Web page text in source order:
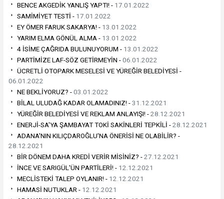
BENCE AKGEDİK YANLIŞ YAPTI! - 17.01.2022
SAMİMİYET TESTİ - 17.01.2022
EY ÖMER FARUK SAKARYA! - 13.01.2022
YARIM ELMA GÖNÜL ALMA - 13.01.2022
4 İSİME ÇAĞRIDA BULUNUYORUM - 13.01.2022
PARTİMİZE LAF-SÖZ GETİRMEYİN -06.01.2022
ÜCRETLİ OTOPARK MESELESİ VE YÜREĞİR BELEDİYESİ -
06.01.2022
NE BEKLİYORUZ? -03.01.2022
BİLAL ULUDAĞ KADAR OLAMADINIZ! -31.12.2021
YÜREĞİR BELEDİYESİ VE REKLAM ANLAYIŞI! -28.12.2021
ENERJİ-SA'YA ŞAMBAYAT TOKİ SAKİNLERİ TEPKİLİ -28.12.2021
ADANA'NIN KILIÇDAROĞLU'NA ÖNERİSİ NE OLABİLİR? -
28.12.2021
BİR DÖNEM DAHA KREDİ VERİR MİSİNİZ? -27.12.2021
İNCE VE SARIGÜL'ÜN PARTİLERİ! - 12.12.2021
MECLİSTEKİ TALEP OYLANIR! - 12.12.2021
HAMASİ NUTUKLAR - 12.12.2021